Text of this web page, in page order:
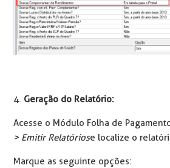
4. Geração do Relatório:
Acesse o Módulo Folha de
> Emitir Relatóriose localize o
Marque as seguinte opções: